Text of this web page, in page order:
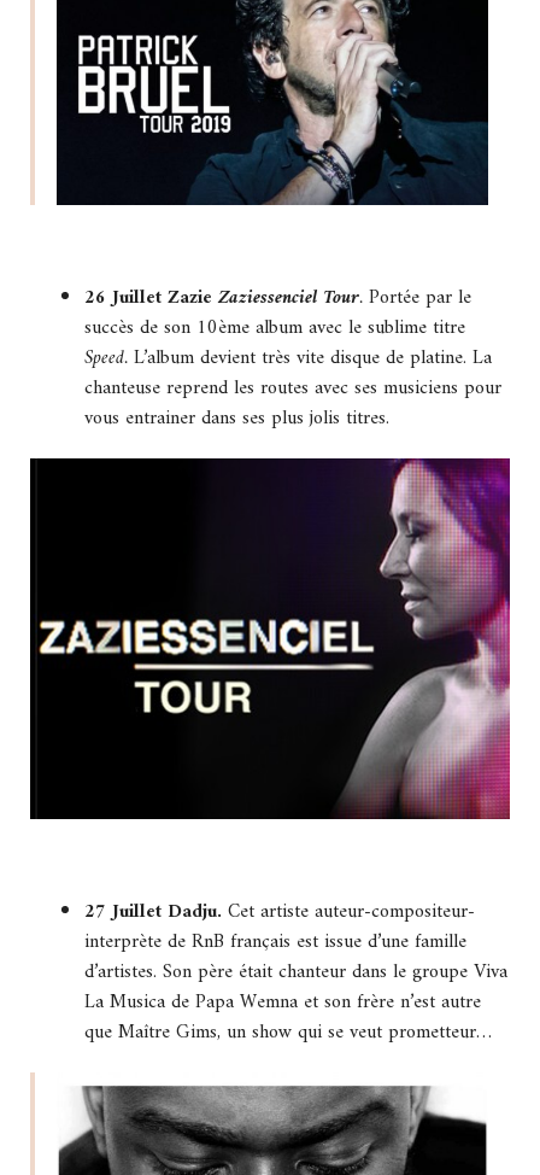
26 Juillet ZazieZaziessenciel Tour.Portée par le
succès de son 10ème album avec le sublime titre
Speed.L’album devient très vite disque de platine. La
chanteuse reprend les routes avec ses musiciens pour
vous entrainer dans ses plus jolis titres.
27 Juillet Dadju. Cet artiste auteur-compositeur-
interprète de RnB français est issue d’une famille
d’artistes. Son père était chan­teur dans le groupe Viva
La Musica de Papa Wemna et son frère n’est autre
que Maître Gims, un show qui se veut prometteur…